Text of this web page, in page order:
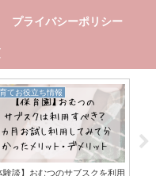
プライバシーポリシー
てお役立ち情報
験談】おむつのサブスクを利用